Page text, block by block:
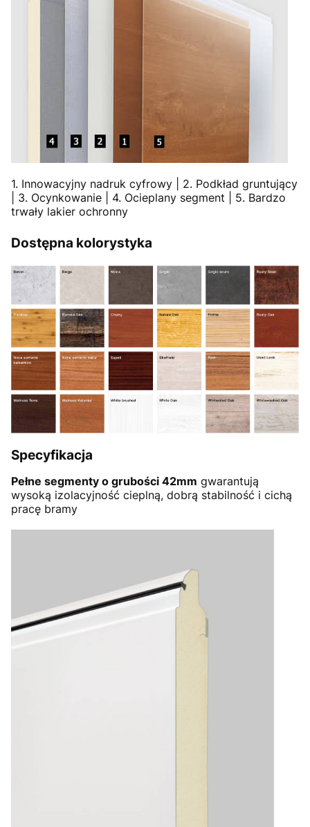
1. Innowacyjny nadruk cyfrowy | 2. Podkład gruntujący
| 3. Ocynkowanie | 4. Ocieplany segment | 5. Bardzo
trwały lakier ochronny
Dostępna kolorystyka
Specyfikacja
Pełne segmenty o grubości 42mm gwarantują
wysoką izolacyjność cieplną, dobrą stabilność i cichą
pracę bramy